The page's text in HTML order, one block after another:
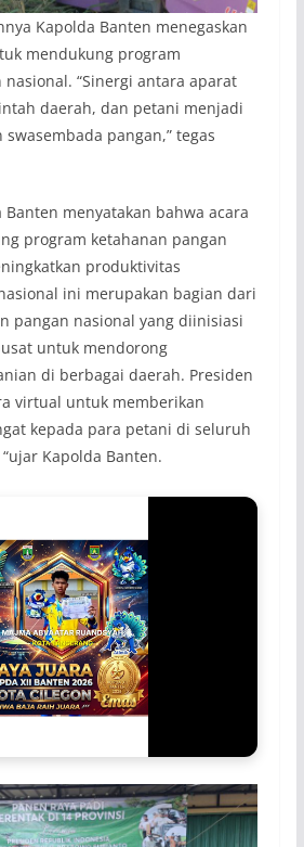
Kapolda Banten menegaskan
mendukung program
“Sinergi antara aparat
daerah, dan petani menjadi
pangan,” tegas
menyatakan bahwa acara
program ketahanan pangan
produktivitas
ini merupakan bagian dari
pangan nasional yang diinisiasi
untuk mendorong
di berbagai daerah. Presiden
virtual untuk memberikan
kepada para petani di seluruh
Kapolda Banten.